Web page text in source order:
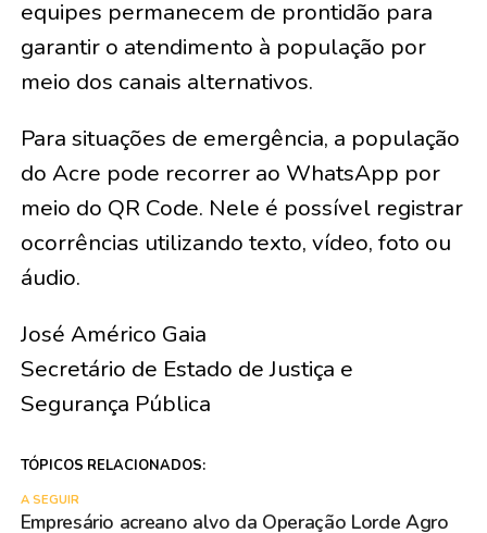
equipes permanecem de prontidão para
garantir o atendimento à população por
meio dos canais alternativos.
Para situações de emergência, a população
do Acre pode recorrer ao WhatsApp por
meio do QR Code. Nele é possível registrar
ocorrências utilizando texto, vídeo, foto ou
áudio.
José Américo Gaia
Secretário de Estado de Justiça e
Segurança Pública
TÓPICOS RELACIONADOS:
A SEGUIR
Empresário acreano alvo da Operação Lorde Agro